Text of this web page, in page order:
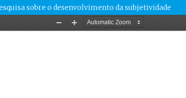
sobre o desenvolvimento da subjetividade